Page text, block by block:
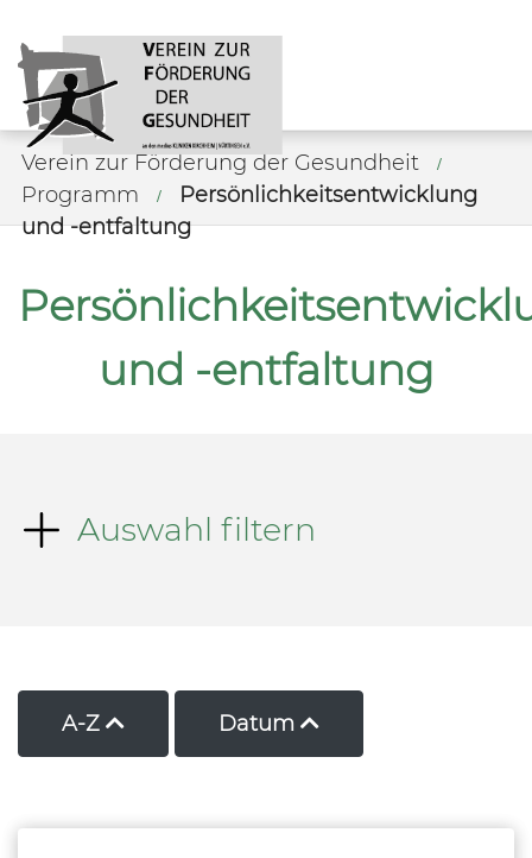
Verein zur Förderung der Gesundheit
Programm
Persönlichkeitsentwicklung
und -entfaltung
und -entfaltung
Auswahl filtern
A-Z Kurse nach Titel aufsteigend sortieren
Datum Kurse nach Datum